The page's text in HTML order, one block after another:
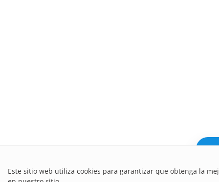
Este sitio web utiliza cookies para garantizar que obtenga la